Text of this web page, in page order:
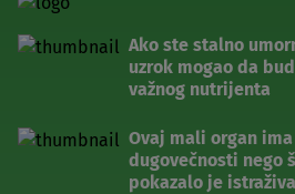
Ako ste stalno
uzrok mogao da
važnog nutrijenta
Ovaj mali organ
dugovečnosti nego
pokazalo je